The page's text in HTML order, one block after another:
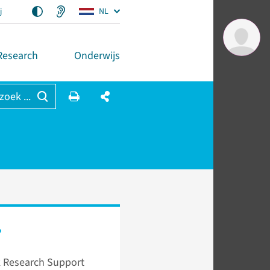
NL
Onderwijs
...
Support